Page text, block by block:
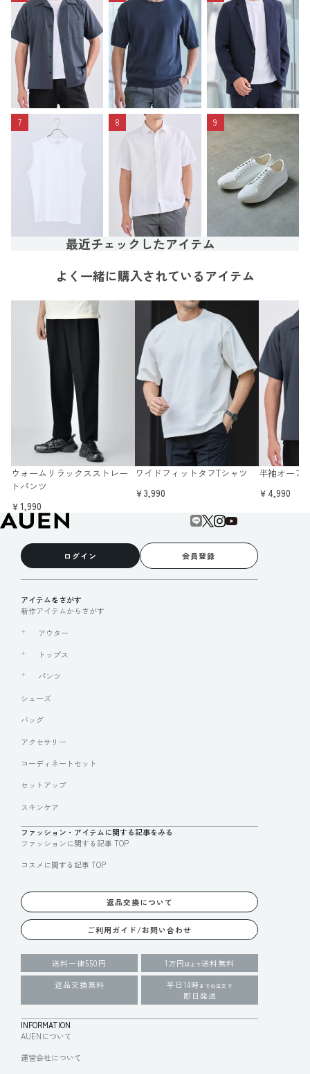
7 8 9
最近チェックしたアイテム
よく一緒に購入されているアイテム
ウォームリラックスストレー
トパンツ
￥1,990
ワイドフィットタフTシャツ
￥3,990
半袖オープ
￥4,990
ログイン 会員登録
アイテムをさがす
新作アイテムからさがす
アウター
トップス
パンツ
シューズ
バッグ
アクセサリー
コーディネートセット
セットアップ
スキンケア
ファッション・アイテムに関する記事をみる
ファッションに関する記事 TOP
コスメに関する記事 TOP
返品交換について
ご利用ガイド/お問い合わせ
送料一律550円 1万円 以上で送料無料
返品交換無料
平日14時 までの注文で
即日発送
INFORMATION
AUENについて
運営会社について